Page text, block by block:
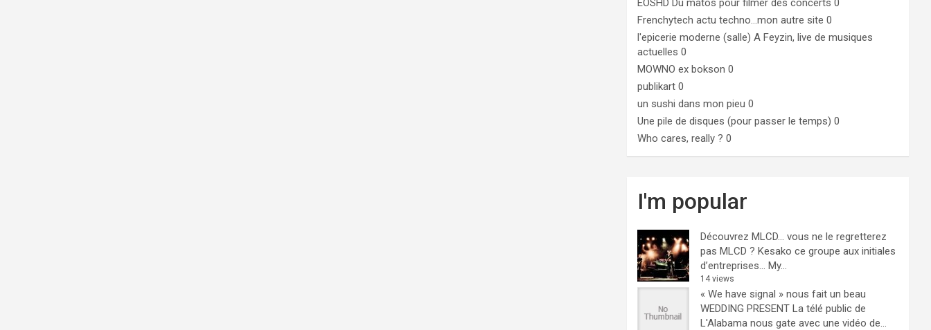
EOSHD Du matos pour filmer des concerts 0
Frenchytech actu techno…mon autre site 0
l'epicerie moderne (salle) A Feyzin, live de musiques
actuelles 0
MOWNO ex bokson 0
publikart 0
un sushi dans mon pieu 0
Une pile de disques (pour passer le temps) 0
Who cares, really ? 0
I'm popular
Découvrez MLCD… vous ne le regretterez
pas MLCD ? Kesako ce groupe aux initiales
d’entreprises… My...
14 views
« We have signal » nous fait un beau
WEDDING PRESENT La télé public de
L'Alabama nous gate avec une vidéo de...